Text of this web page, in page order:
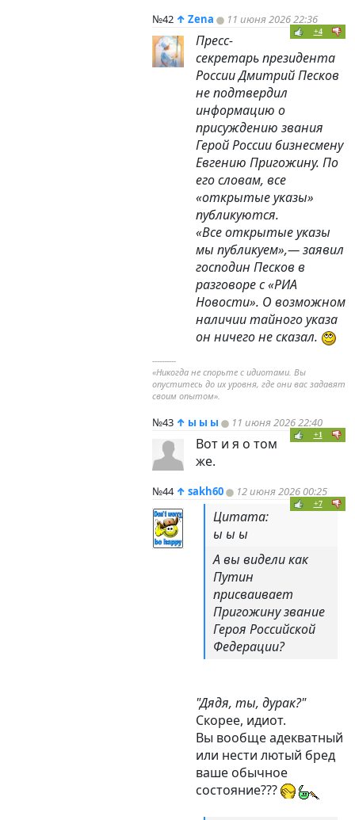
№42 ↑ Zena 11 июня 2026 22:36
+4
Пресс-
секретарь президента
России Дмитрий Песков
не подтвердил
информацию о
присуждению звания
Герой России бизнесмену
Евгению Пригожину. По
его словам, все
«открытые указы»
публикуются.
«Все открытые указы
мы публикуем»,— заявил
господин Песков в
разговоре с «РИА
Новости». О возможном
наличии тайного указа
он ничего не сказал.
----------
«Никогда не спорьте с идиотами. Вы
опуститесь до их уровня, где они вас задавят
своим опытом».
№43 ↑ ы ы ы 11 июня 2026 22:40
+1
Вот и я о том
же.
№44 ↑ sakh60 12 июня 2026 00:25
+7
Цитата:
ы ы ы
А вы видели как
Путин
присваивает
Пригожину звание
Героя Российской
Федерации?
"Дядя, ты, дурак?"
Скорее, идиот.
Вы вообще адекватный
или нести лютый бред
ваше обычное
состояние???